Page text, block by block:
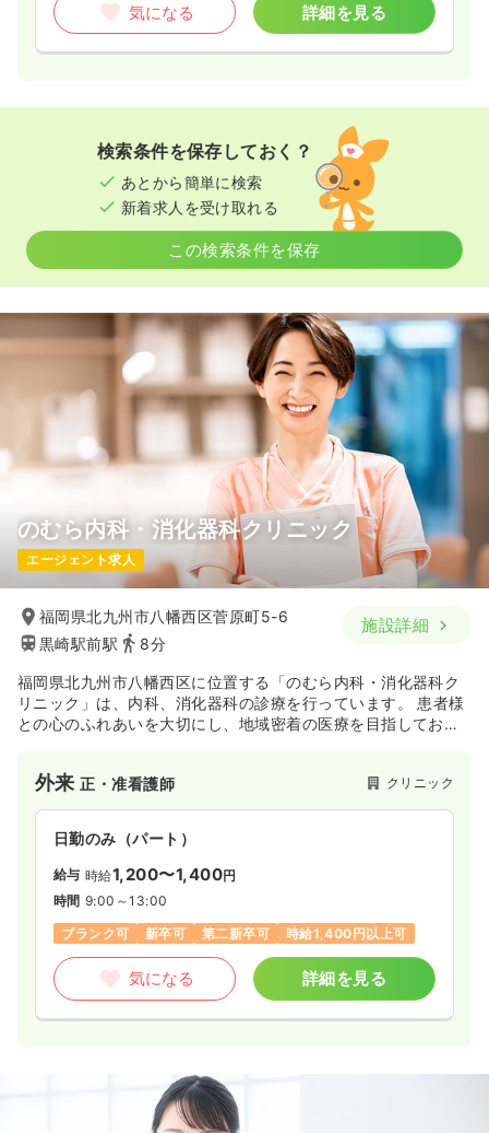
気になる 詳細を見る
検索条件を保存しておく？
あとから簡単に検索
新着求人を受け取れる
この検索条件を保存
のむら内科・消化器科クリニック
エージェント求人
福岡県北九州市八幡西区菅原町5-6
黒崎駅前駅
8分
施設詳細
福岡県北九州市八幡西区に位置する「のむら内科・消化器科ク
リニック」は、内科、消化器科の診療を行っています。 患者様
との心のふれあいを大切にし、地域密着の医療を目指してお
些細なことでも相談できる「かかりつけ医」として、分かりや
すく丁寧な説明と、共に納得のいく治療を行うことに注力して
いる環境です。
外来正・准看護師 クリニック
日勤のみ（パート）
給与 時給1,200〜1,400円
時間 9:00～13:00
ブランク可
新卒可 第二新卒可 時給1,400円以上可
気になる 詳細を見る